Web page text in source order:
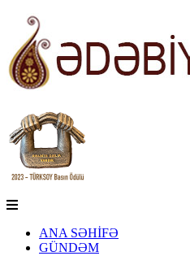
ANA SƏHİFƏ
GÜNDƏM